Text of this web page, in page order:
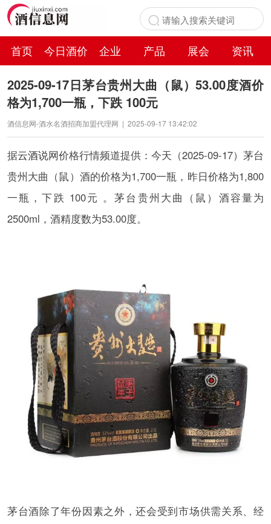
首页 今日酒价 企业 产品 展会
资讯
百科
2025-09-17日茅台贵州大曲（鼠）53.00度酒价
格为1,700一瓶，下跌 100元
酒信息网-酒水名酒招商加盟代理网 | 2025-09-17 13:42:02
据云酒说网价格行情频道提供：今天（2025-09-17）茅台
贵州大曲（鼠）酒的价格为1,700一瓶，昨日价格为1,800
一瓶，下跌 100元 。茅台贵州大曲（鼠）酒容量为
2500ml，酒精度数为53.00度。
茅台酒除了年份因素之外，还会受到市场供需关系、经